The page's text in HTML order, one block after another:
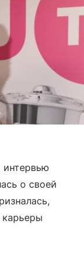
интервью
о своей
карьеры